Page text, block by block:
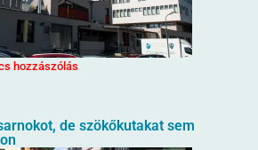
hozzászólás
de szökőkutakat sem